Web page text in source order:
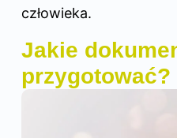
człowieka.
Jakie
przygotować?